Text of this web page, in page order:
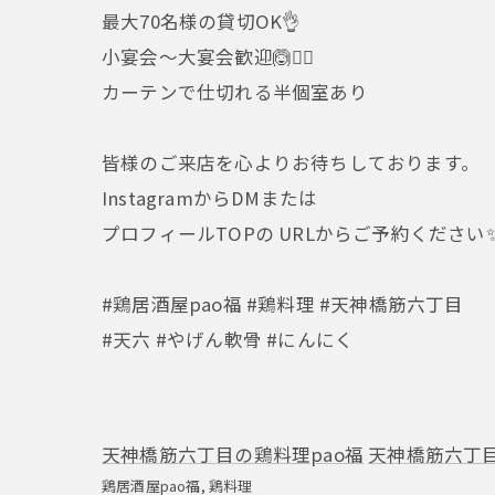
最大70名様の貸切OK👌
小宴会～大宴会歓迎🙆🙆‍♂️
カーテンで仕切れる半個室あり
皆様のご来店を心よりお待ちしております。
InstagramからDMまたは
プロフィールTOPの URLからご予約ください
#鶏居酒屋pao福 #鶏料理 #天神橋筋六丁目
#天六 #やげん軟骨 #にんにく
天神橋筋六丁目の鶏料理pao福 天神橋筋六丁
鶏居酒屋pao福 鶏料理